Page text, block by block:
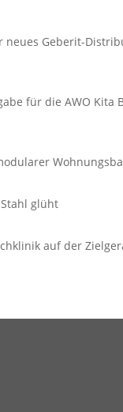
neues Geberit-
für die AWO Kita
glüht
auf der